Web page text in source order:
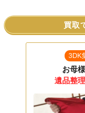
買取
3DK
お母
遺品整